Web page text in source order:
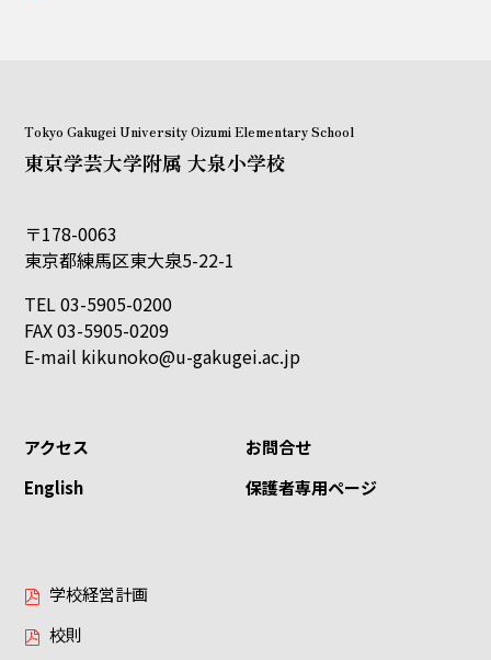
Tokyo Gakugei University Oizumi Elementary School
東京学芸大学附属 大泉小学校
〒178-0063
東京都練馬区東大泉5-22-1
TEL 03-5905-0200
FAX 03-5905-0209
E-mail kikunoko@u-gakugei.ac.jp
アクセス
お問合せ
English
保護者専用ページ
学校経営計画
校則